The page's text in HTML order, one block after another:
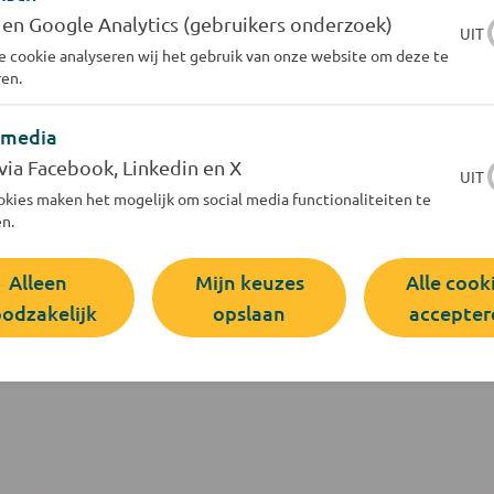
via automatische incasso. Wanneer wordt mijn
facturen van Evides niet betalen. Wat moet ik nu
mail ontvangen van Evides over betalen met
Google Analytics (gebruikers onderzoek)
cookie analyseren wij het gebruik van onze website om deze te
UIT
Facebook, Linkedin en X
maken het mogelijk om social media functionaliteiten te
UIT
Alleen
Mijn keuzes
opslaan
Alle